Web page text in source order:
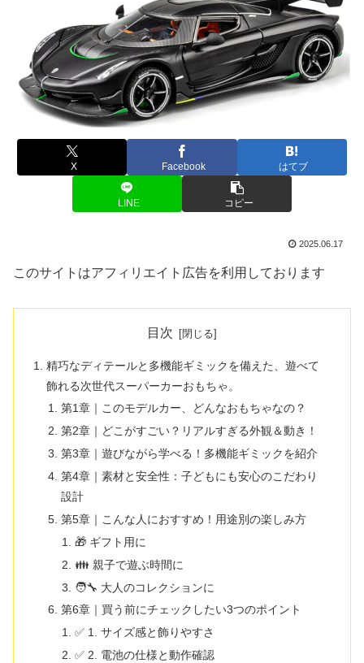
X Facebook はてブ
LINE コピー
2025.06.17
このサイトはアフィリエイト広告を利用しております
目次
精巧なディテールと多機能ギミックを備えた、遊べて
飾れる次世代スーパーカーおもちゃ。
第1章｜このモデルカー、どんなおもちゃなの？
第2章｜どこがすごい？リアルすぎる外観＆動き！
第3章｜遊びながら学べる！多機能ギミックを紹介
第4章｜素材と安全性：子どもにも安心のこだわり
設計
第5章｜こんな人におすすめ！用途別の楽しみ方
🎁 ギフト用に
👪 親子で遊ぶ時間に
🧑‍🔧 大人のコレクションに
第6章｜買う前にチェックしたい3つのポイント
✅ 1. サイズ感と飾りやすさ
✅ 2. 電池の仕様と動作確認